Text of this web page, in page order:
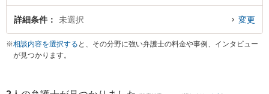
『交通事故の過失割合や後遺障害のトラブル解決の実績豊富な近くの弁護士を
検索したい』『初回相談無料で自己破産や債務整理を法律相談できる仙台市太
す。
詳細条件 未選択 変更
※相談内容を選択する と、その分野に強い弁護士の料金や事例、インタビュー
が見つかります。